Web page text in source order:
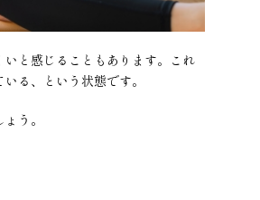
と感じることもあります。これ
る、という状態です。
う。